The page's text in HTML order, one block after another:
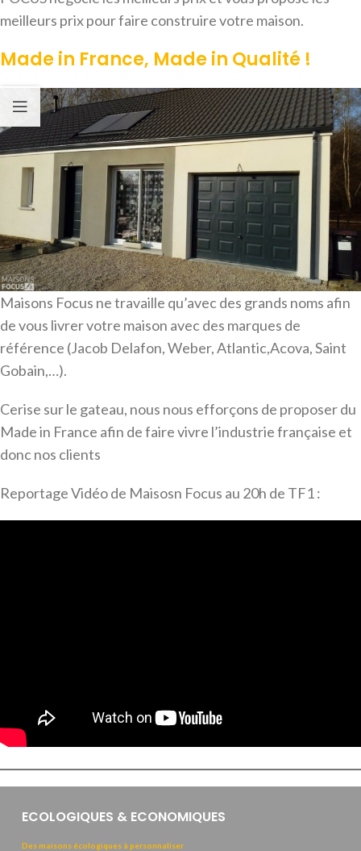
meilleurs prix pour faire construire votre maison.
Made in France, Made in Qualité !
Maisons Focus ne travaille qu’avec des grands noms afin
de vous livrer votre maison avec des marques de
référence (Jacob Delafon, Weber, Atlantic,Acova, Saint
Gobain,…).
Cerise sur le gateau, nous nous efforçons de proposer du
Made in France afin de faire vivre l’industrie française et
donc nos clients
Reportage Vidéo de Maisosn Focus au 20h de TF1 :
ECOLOGIQUES & ECONOMIQUES
Des maisons écologiques à personnaliser